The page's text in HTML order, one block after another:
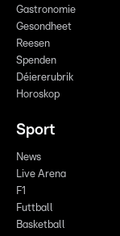
Gastronomie
Gesondheet
Reesen
Spenden
Déiererubrik
Horoskop
Sport
News
Live Arena
F1
Futtball
Basketball